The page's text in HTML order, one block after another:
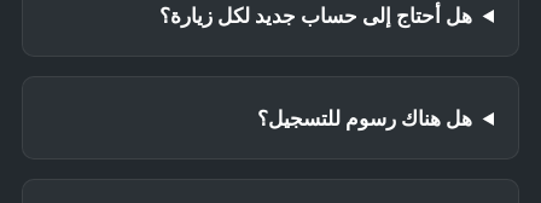
هل أحتاج إلى حساب جديد لكل زيارة؟
هل هناك رسوم للتسجيل؟